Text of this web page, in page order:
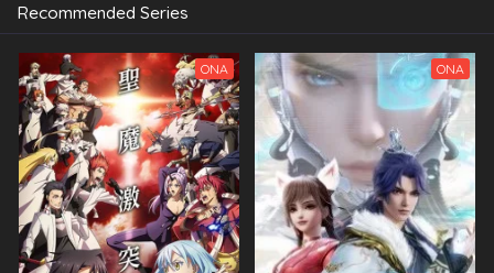
Recommended Series
ONA ONA